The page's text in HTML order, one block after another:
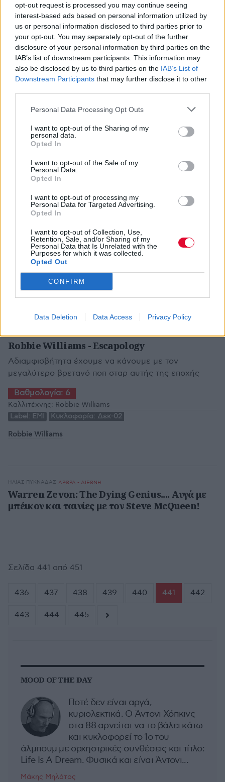
opt-out request is processed you may continue seeing
interest-based ads based on personal information utilized by
us or personal information disclosed to third parties prior to
your opt-out. You may separately opt-out of the further
disclosure of your personal information by third parties on the
IAB’s list of downstream participants. This information may
also be disclosed by us to third parties on the IAB’s List of
Downstream Participants that may further disclose it to other
Personal Data Processing Opt Outs
I want to opt-out of the Sharing of my
personal data.
Opted In
I want to opt-out of the Sale of my
Personal Data.
Opted In
I want to opt-out of processing my
Personal Data for Targeted Advertising.
Opted In
I want to opt-out of Collection, Use,
Retention, Sale, and/or Sharing of my
Personal Data that Is Unrelated with the
Purposes for which it was collected.
Opted Out
CONFIRM
Data Deletion Data Access Privacy Policy
από μια απίστευτα ισορροπημένη...
πολυσυλλεκτικότητα.
Βαθμολογία: 7
Καλλιτέχνης: Thievery Corporation
Label: Eighteen Street Κυκλοφορία: Οκτ-02
Robbie Williams - Escapology
Αδιαμφισβήτητα έχουμε να κάνουμε με τον
μεγαλύτερο βρετανό ποπ σταρ αυτής της εποχής
Βαθμολογία: 6
Καλλιτέχνης: Robbie Williams
Label: EMI Κυκλοφορία: Δεκ-02
Robbie Williams
HΛΊΑΣ ΠΥΚΝΆΔΑΣ ΑΡΘΡΑ - ΔΙΕΘΝΗ
Warren Zevon: The Dying Genius.... Αυγά με
μπέικον και ταινίες με τον Steve McQueen!
Σελίδα 441 από 451
436 437 438 439 440 441 442
443 444 445
MOOD OF THE DAY
Ποτέ δεν είναι αργά,
κυριολεκτικά. Ο Άντονι Χόπκινς
στα 88 αρνείται να το βάλει κάτω
και κυκλοφορεί το 1ο του
άλμπουμ με ορχηστρικές συνθέσεις και τίτλο:
Life Is A Dream. Φυσικά και είναι Άντονι...
Μάκης Μηλάτος